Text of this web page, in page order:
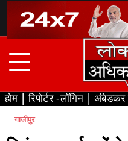
content
होम रिपोर्टर -लॉगिन अंबेडकर
गाजीपुर